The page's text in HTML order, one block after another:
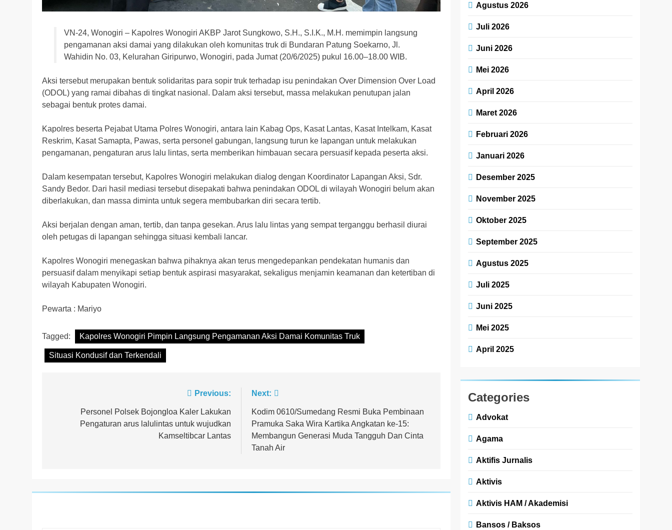
VN-24, Wonogiri – Kapolres Wonogiri AKBP Jarot Sungkowo, S.H., S.I.K., M.H. memimpin langsung
pengamanan aksi damai yang dilakukan oleh komunitas truk di Bundaran Patung Soekarno, Jl.
Wahidin No. 03, Kelurahan Giripurwo, Wonogiri, pada Jumat (20/6/2025) pukul 16.00–18.00 WIB.
Aksi tersebut merupakan bentuk solidaritas para sopir truk terhadap isu penindakan Over Dimension Over Load
(ODOL) yang ramai dibahas di tingkat nasional. Dalam aksi tersebut, massa melakukan penutupan jalan
sebagai bentuk protes damai.
Kapolres beserta Pejabat Utama Polres Wonogiri, antara lain Kabag Ops, Kasat Lantas, Kasat Intelkam, Kasat
Reskrim, Kasat Samapta, Pawas, serta personel gabungan, langsung turun ke lapangan untuk melakukan
pengamanan, pengaturan arus lalu lintas, serta memberikan himbauan secara persuasif kepada peserta aksi.
Dalam kesempatan tersebut, Kapolres Wonogiri melakukan dialog dengan Koordinator Lapangan Aksi, Sdr.
Sandy Bedor. Dari hasil mediasi tersebut disepakati bahwa penindakan ODOL di wilayah Wonogiri belum akan
diberlakukan, dan massa diminta untuk segera membubarkan diri secara tertib.
Aksi berjalan dengan aman, tertib, dan tanpa gesekan. Arus lalu lintas yang sempat terganggu berhasil diurai
oleh petugas di lapangan sehingga situasi kembali lancar.
Kapolres Wonogiri menegaskan bahwa pihaknya akan terus mengedepankan pendekatan humanis dan
persuasif dalam menyikapi setiap bentuk aspirasi masyarakat, sekaligus menjamin keamanan dan ketertiban di
wilayah Kabupaten Wonogiri.
Pewarta : Mariyo
Tagged: Kapolres Wonogiri Pimpin Langsung Pengamanan Aksi Damai Komunitas Truk
Situasi Kondusif dan Terkendali
Previous:
Personel Polsek Bojongloa Kaler Lakukan
Pengaturan arus lalulintas untuk wujudkan
Kamseltibcar Lantas
Next:
Kodim 0610/Sumedang Resmi Buka Pembinaan
Pramuka Saka Wira Kartika Angkatan ke-15:
Membangun Generasi Muda Tangguh Dan Cinta
Tanah Air
Agustus 2026
Juli 2026
Juni 2026
Mei 2026
April 2026
Maret 2026
Februari 2026
Januari 2026
Desember 2025
November 2025
Oktober 2025
September 2025
Agustus 2025
Juli 2025
Juni 2025
Mei 2025
April 2025
Categories
Advokat
Agama
Aktifis Jurnalis
Aktivis
Aktivis HAM / Akademisi
Bansos / Baksos